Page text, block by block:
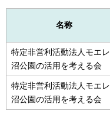
名称
特定非営利活動法人モエレ
沼公園の活用を考える会
特定非営利活動法人モエレ
沼公園の活用を考える会